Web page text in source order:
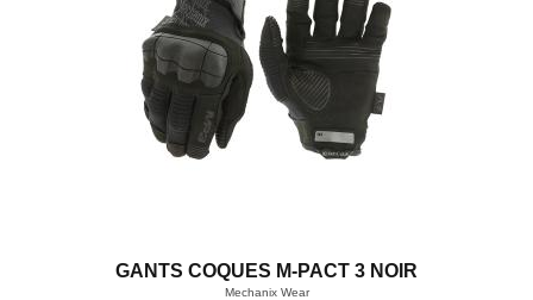
GANTS COQUES M-PACT 3 NOIR
Mechanix Wear